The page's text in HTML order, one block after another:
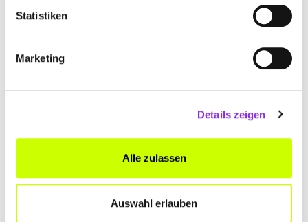
Statistiken
Marketing
Details zeigen
Alle zulassen
Auswahl erlauben
Sven Unten
ANFAHRT
die Statistik und Marketing Cookies, damit
Du die Map sehen kannst.